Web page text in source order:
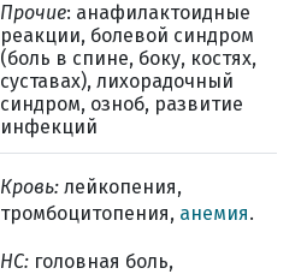
Прочие: анафилактоидные
реакции, болевой синдром
(боль в спине, боку, костях,
суставах), лихорадочный
синдром, озноб, развитие
инфекций
Кровь: лейкопения,
тромбоцитопения, анемия.
НС: головная боль,